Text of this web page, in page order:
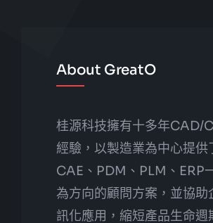
About GreatO
桂源科技擁有十多年CAD/
經驗，以製造業為中心提
CAE、PDM、PLM、ERP
為方向的顧問方案，並協助
訊化應用，縮短產品生命